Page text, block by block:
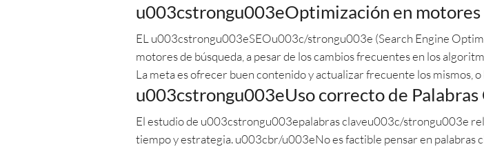
u003cstrongu003eOptimización en
EL u003cstrongu003eSEOu003c/strongu003e (Search Engine
motores de búsqueda, a pesar de los cambios frecuentes en los
La meta es ofrecer buen contenido y actualizar frecuente los mismos,
u003cstrongu003eUso correcto de
El estudio de u003cstrongu003epalabras claveu003c/strongu003e
tiempo y estrategia. u003cbr/u003eNo es factible pensar en palabras